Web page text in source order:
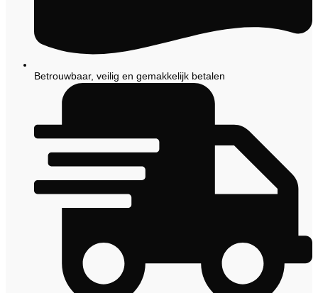
Betrouwbaar, veilig en gemakkelijk betalen